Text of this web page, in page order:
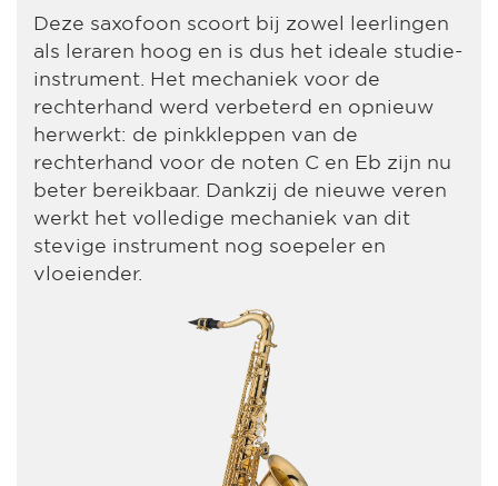
Deze saxofoon scoort bij zowel leerlingen
als leraren hoog en is dus het ideale studie-
instrument. Het mechaniek voor de
rechterhand werd verbeterd en opnieuw
herwerkt: de pinkkleppen van de
rechterhand voor de noten C en Eb zijn nu
beter bereikbaar. Dankzij de nieuwe veren
werkt het volledige mechaniek van dit
stevige instrument nog soepeler en
vloeiender.